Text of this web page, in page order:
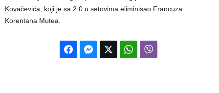
Kovačevića, koji je sa 2:0 u setovima eliminisao Francuza
Korentana Mutea.